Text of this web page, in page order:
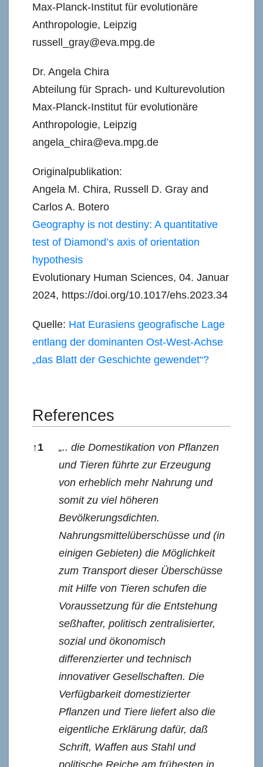
Max-Planck-Institut für evolutionäre
Anthropologie, Leipzig
russell_gray@eva.mpg.de
Dr. Angela Chira
Abteilung für Sprach- und Kulturevolution
Max-Planck-Institut für evolutionäre
Anthropologie, Leipzig
angela_chira@eva.mpg.de
Originalpublikation:
Angela M. Chira, Russell D. Gray and
Carlos A. Botero
Geography is not destiny: A quantitative
test of Diamond’s axis of orientation
hypothesis
Evolutionary Human Sciences, 04. Januar
2024, https://doi.org/10.1017/ehs.2023.34
Quelle: Hat Eurasiens geografische Lage
entlang der dominanten Ost-West-Achse
„das Blatt der Geschichte gewendet“?
References
↑1
„.. die Domestikation von Pflanzen
und Tieren führte zur Erzeugung
von erheblich mehr Nahrung und
somit zu viel höheren
Bevölkerungsdichten.
Nahrungsmittelüberschüsse und (in
einigen Gebieten) die Möglichkeit
zum Transport dieser Überschüsse
mit Hilfe von Tieren schufen die
Voraussetzung für die Entstehung
seßhafter, politisch zentralisierter,
sozial und ökonomisch
differenzierter und technisch
innovativer Gesellschaften. Die
Verfügbarkeit domestizierter
Pflanzen und Tiere liefert also die
eigentliche Erklärung dafür, daß
Schrift, Waffen aus Stahl und
politische Reiche am frühesten in